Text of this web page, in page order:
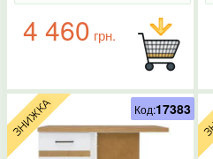
4 460 грн.
Код:17383